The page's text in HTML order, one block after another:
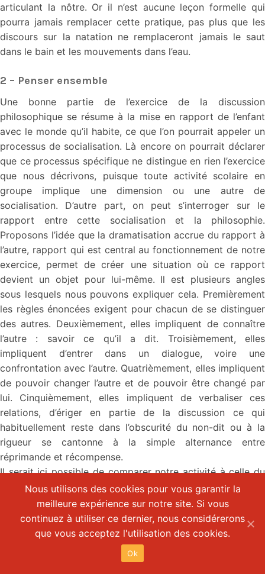
articulant la nôtre. Or il n’est aucune leçon formelle qui
pourra jamais remplacer cette pratique, pas plus que les
discours sur la natation ne remplaceront jamais le saut
dans le bain et les mouvements dans l’eau.
2 – Penser ensemble
Une bonne partie de l’exercice de la discussion
philosophique se résume à la mise en rapport de l’enfant
avec le monde qu’il habite, ce que l’on pourrait appeler un
processus de socialisation. Là encore on pourrait déclarer
que ce processus spécifique ne distingue en rien l’exercice
que nous décrivons, puisque toute activité scolaire en
groupe implique une dimension ou une autre de
socialisation. D’autre part, on peut s’interroger sur le
rapport entre cette socialisation et la philosophie.
Proposons l’idée que la dramatisation accrue du rapport à
l’autre, rapport qui est central au fonctionnement de notre
exercice, permet de créer une situation où ce rapport
devient un objet pour lui-même. Il est plusieurs angles
sous lesquels nous pouvons expliquer cela. Premièrement
les règles énoncées exigent pour chacun de se distinguer
des autres. Deuxièmement, elles impliquent de connaître
l’autre : savoir ce qu’il a dit. Troisièmement, elles
impliquent d’entrer dans un dialogue, voire une
confrontation avec l’autre. Quatrièmement, elles impliquent
de pouvoir changer l’autre et de pouvoir être changé par
lui. Cinquièmement, elles impliquent de verbaliser ces
relations, d’ériger en partie de la discussion ce qui
habituellement reste dans l’obscurité du non-dit ou à la
rigueur se cantonne à la simple alternance entre
réprimande et récompense.
Il serait ici possible de comparer notre activité à celle du
sport d’équipe, facteur important de socialisation chez
l’enfant, qui aussi implique de connaître l’autre, de savoir
ce qu’il fait, d’agir sur lui et de se confronter à lui. Ce type
d’activité se distingue de l’activité intellectuelle classique,
qui en général s’effectue seul, même lorsque l’on est en
groupe. Tendance intellectuelle individualiste que l’école
Nous utilisons des cookies pour vous garantir la
meilleure expérience sur notre site. Si vous
continuez à utiliser ce dernier, nous considérerons
que vous acceptez l'utilisation des cookies.
Ok